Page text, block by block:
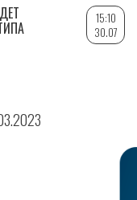
15:10
30.07